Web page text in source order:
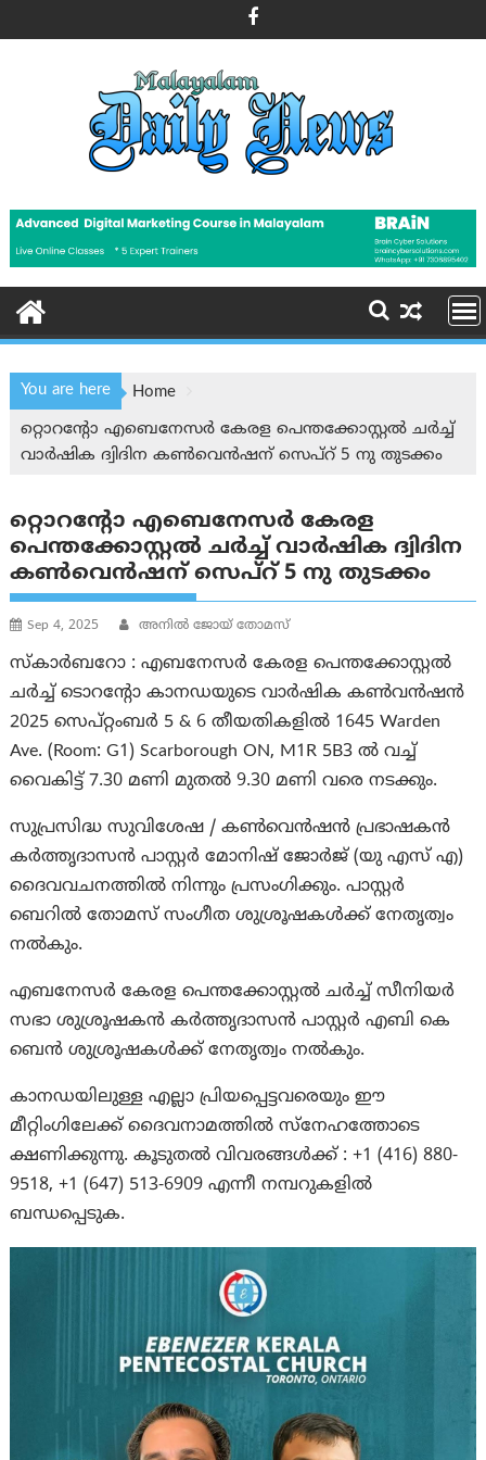
to
You are here
Home
റ്റൊറന്റോ എബെനേസർ കേരള പെന്തക്കോസ്റ്റൽ ചർച്ച്
വാർഷിക ദ്വിദിന കൺവെൻഷന് സെപ്റ് 5 നു തുടക്കം
റ്റൊറന്റോ എബെനേസർ കേരള
പെന്തക്കോസ്റ്റൽ ചർച്ച് വാർഷിക ദ്വിദിന
കൺവെൻഷന് സെപ്റ് 5 നു തുടക്കം
Sep 4, 2025 അനിൽ ജോയ് തോമസ്
സ്കാർബറോ : എബനേസർ കേരള പെന്തക്കോസ്റ്റൽ
ചർച്ച് ടൊറന്റോ കാനഡയുടെ വാർഷിക കൺവൻഷൻ
2025 സെപ്റ്റംബർ 5 & 6 തീയതികളിൽ 1645 Warden
Ave. (Room: G1) Scarborough ON, M1R 5B3 ൽ വച്ച്
വൈകിട്ട് 7.30 മണി മുതൽ 9.30 മണി വരെ നടക്കും.
സുപ്രസിദ്ധ സുവിശേഷ / കൺവെൻഷൻ പ്രഭാഷകൻ
കർത്തൃദാസൻ പാസ്റ്റർ മോനിഷ് ജോർജ് (യു എസ് എ)
ദൈവവചനത്തിൽ നിന്നും പ്രസംഗിക്കും. പാസ്റ്റർ
ബെറിൽ തോമസ് സംഗീത ശുശ്രൂഷകൾക്ക് നേതൃത്വം
നൽകും.
എബനേസർ കേരള പെന്തക്കോസ്റ്റൽ ചർച്ച് സീനിയർ
സഭാ ശുശ്രൂഷകൻ കർത്തൃദാസൻ പാസ്റ്റർ എബി കെ
ബെൻ ശുശ്രൂഷകൾക്ക് നേതൃത്വം നൽകും.
കാനഡയിലുള്ള എല്ലാ പ്രിയപ്പെട്ടവരെയും ഈ
മീറ്റിംഗിലേക്ക് ദൈവനാമത്തിൽ സ്നേഹത്തോടെ
ക്ഷണിക്കുന്നു. കൂടുതൽ വിവരങ്ങൾക്ക് : +1 (416) 880-
9518, +1 (647) 513-6909 എന്നീ നമ്പറുകളിൽ
ബന്ധപ്പെടുക.